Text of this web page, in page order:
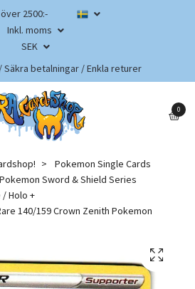
2500:-
Inkl. moms
SEK
Säkra betalningar / Enkla returer
0
Pokemon Single Cards
Pokemon Sword & Shield Series
Holo +
140/159 Crown Zenith Pokemon